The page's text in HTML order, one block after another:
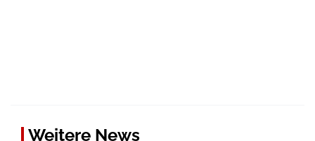
Weitere News